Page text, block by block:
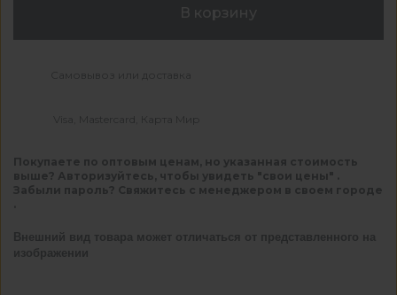
В корзину
Самовывоз или доставка
Visa, Mastercard, Карта Мир
Покупаете по оптовым ценам, но указанная стоимость
выше? Авторизуйтесь, чтобы увидеть "свои цены" .
Забыли пароль? Свяжитесь с менеджером в своем городе
Внешний вид товара может отличаться от представленного на
изображении